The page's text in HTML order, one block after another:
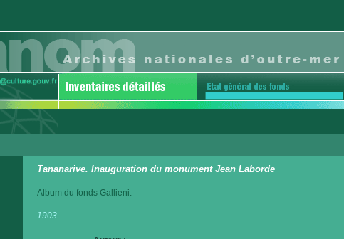
Tananarive. Inauguration du monument Jean Laborde
Album du fonds Gallieni.
1903